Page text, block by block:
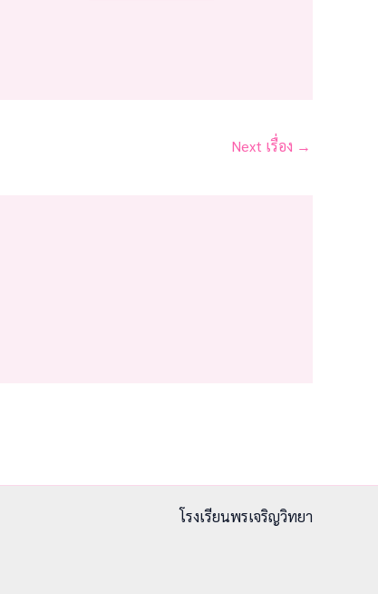
Next เรื่อง →
โรงเรียนพรเจริญวิทยา